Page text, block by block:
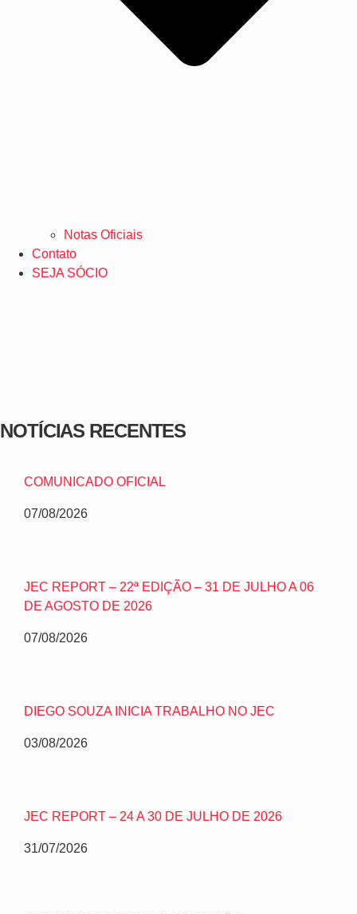
Notas Oficiais
Contato
SEJA SÓCIO
NOTÍCIAS RECENTES
COMUNICADO OFICIAL
07/08/2026
JEC REPORT – 22ª EDIÇÃO – 31 DE JULHO A 06
DE AGOSTO DE 2026
07/08/2026
DIEGO SOUZA INICIA TRABALHO NO JEC
03/08/2026
JEC REPORT – 24 A 30 DE JULHO DE 2026
31/07/2026